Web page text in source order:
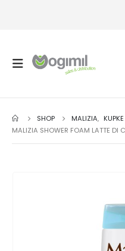
SHOP MALIZIA,
MALIZIA SHOWER FOAM LATTE